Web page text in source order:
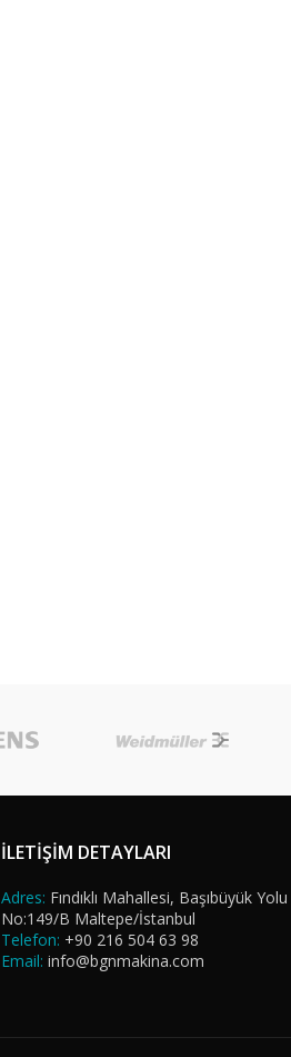
İLETİŞİM DETAYLARI
Adres: Fındıklı Mahallesi, Başıbüyük Yolu
No:149/B Maltepe/İstanbul
Telefon: +90 216 504 63 98
Email: info@bgnmakina.com